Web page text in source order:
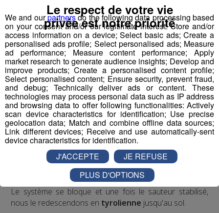
avec au milieu le "J" de Jeff, son inventeur.
Écoutez l'interview de son créateur ⬇
mp3
Vous l'avez compris, leBun J Ride combine les
techniques dusaut de tremplin, dusaut à l'élastique
et de latyrolienne. Le sauteur est équipé à la taille d'un
harnais relié, de chaque côté, à deuxélastiques
mobiles. Placé en haut dutremplinsur l'accessoire
d'envol de son choix, le sauteur effectue une prise d'élan
d'environ 30 mètres qui débouche sur un vide de 40
mètres. Le saut s'effectue retenu par les deux
qui accompagnent la trajectoire du sauteur.
Le système se bloque et une fois le sauteur stabilisé,
nous le redescendons en tyrolienne jusqu'au sol.
We and ourpartnersdo the following data processing based
on your consent and/or our legitimate interest: Store and/or
access information on a device; Select basic ads; Create a
personalised ads profile; Select personalised ads; Measure
ad performance; Measure content performance; Apply
market research to generate audience insights; Develop and
improve products; Create a personalised content profile;
Select personalised content; Ensure security, prevent fraud,
and debug; Technically deliver ads or content. These
technologies may process personal data such as IP address
and browsing data to offer following functionalities: Actively
scan device characteristics for identification; Use precise
geolocation data; Match and combine offline data sources;
Link different devices; Receive and use automatically-sent
device characteristics for identification.
Le respect de votre vie
privée est notre priorité
J'ACCEPTE
JE REFUSE
PLUS D'OPTIONS